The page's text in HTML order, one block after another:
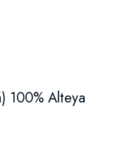
100% Alteya